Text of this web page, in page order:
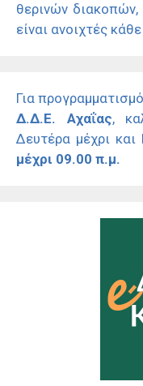
θερινών
είναι ανοιχτές κάθε
Για προγραμματισμό
Δ.Δ.Ε. Αχαΐας,
Δευτέρα μέχρι και
μέχρι 09.00 π.μ.